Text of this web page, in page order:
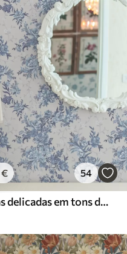
€ 54
Flores e folhas delicadas em tons de azul e azul sobre um fundo claro